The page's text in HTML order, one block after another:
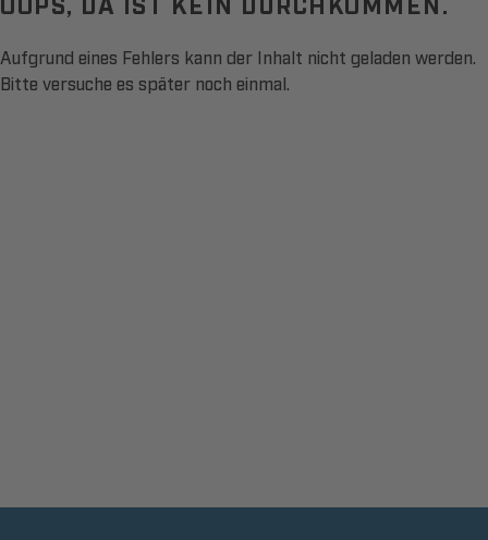
Aufgrund eines Fehlers kann der Inhalt nicht geladen werden.
Bitte versuche es später noch einmal.